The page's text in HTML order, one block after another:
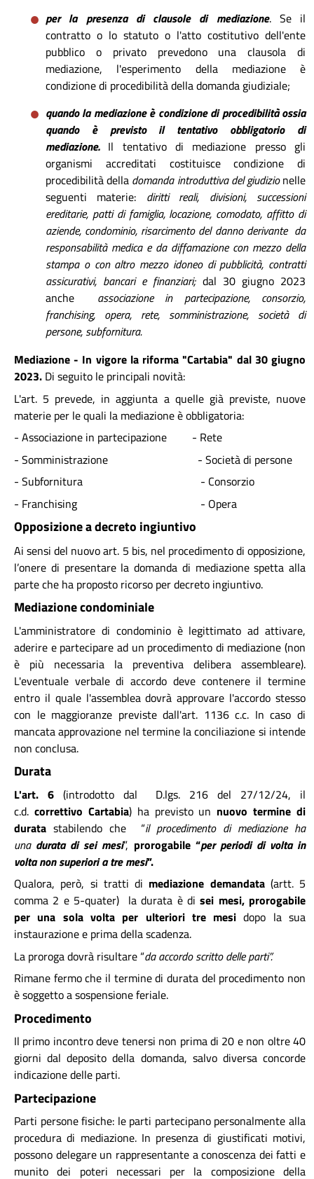
per la presenza di clausole di mediazione. Se il
contratto o lo statuto o l'atto costitutivo dell'ente
pubblico o privato prevedono una clausola di
mediazione, l'esperimento della mediazione è
condizione di procedibilità della domanda giudiziale;
quando la mediazione è condizione di procedibilità ossia
quando è previsto il tentativo obbligatorio di
mediazione.Il tentativo di mediazione presso gli
organismi accreditati costituisce condizione di
procedibilità della domanda introduttiva del giudizionelle
seguenti materie: diritti reali, divisioni, successioni
ereditarie, patti di famiglia, locazione, comodato, affitto di
aziende, condominio, risarcimento del danno derivante da
responsabilità medica e da diffamazione con mezzo della
stampa o con altro mezzo idoneo di pubblicità, contratti
assicurativi, bancari e finanziari;dal 30 giugno 2023
anche associazione in partecipazione, consorzio,
franchising, opera, rete, somministrazione, società di
persone, subfornitura.
Mediazione - In vigore la riforma "Cartabia" dal 30 giugno
2023. Di seguito le principali novità:
L'art. 5 prevede, in aggiunta a quelle già previste, nuove
materie per le quali la mediazione è obbligatoria:
- Associazione in partecipazione - Rete
- Somministrazione - Società di persone
- Subfornitura - Consorzio
- Franchising - Opera
Opposizione a decreto ingiuntivo
Ai sensi del nuovo art. 5 bis, nel procedimento di opposizione,
l’onere di presentare la domanda di mediazione spetta alla
parte che ha proposto ricorso per decreto ingiuntivo.
Mediazione condominiale
L'amministratore di condominio è legittimato ad attivare,
aderire e partecipare ad un procedimento di mediazione (non
è più necessaria la preventiva delibera assembleare).
L'eventuale verbale di accordo deve contenere il termine
entro il quale l'assemblea dovrà approvare l'accordo stesso
con le maggioranze previste dall'art. 1136 c.c. In caso di
mancata approvazione nel termine la conciliazione si intende
non conclusa.
Durata
L'art. 6 (introdotto dal D.lgs. 216 del 27/12/24, il
c.d. correttivo Cartabia) ha previsto un nuovo termine di
durata stabilendo che “il procedimento di mediazione ha
una durata di sei mesi”, prorogabile “per periodi di volta in
volta non superiori a tre mesi”.
Qualora, però, si tratti di mediazione demandata (artt. 5
comma 2 e 5-quater) la durata è disei mesi, prorogabile
per una sola volta per ulteriori tre mesi dopo la sua
instaurazione e prima della scadenza.
La proroga dovrà risultare “da accordo scritto delle parti”.
Rimane fermo che il termine di durata del procedimento non
è soggetto a sospensione feriale.
Procedimento
Il primo incontro deve tenersi non prima di 20 e non oltre 40
giorni dal deposito della domanda, salvo diversa concorde
indicazione delle parti.
Partecipazione
Parti persone fisiche: le parti partecipano personalmente alla
procedura di mediazione. In presenza di giustificati motivi,
possono delegare un rappresentante a conoscenza dei fatti e
munito dei poteri necessari per la composizione della